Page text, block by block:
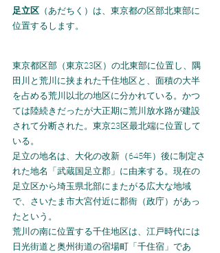
足立区 （あだちく）は、東京都の区部北東部に
位置するします。
東京都区部（東京23区）の北東部に位置し、隅
田川と荒川に挟まれた千住地区と、面積の大半
を占める荒川以北の地区に分かれている。かつ
ては陸続きだったが大正期に荒川放水路が建設
されて分断された。東京23区最北端に位置して
いる。
足立の地名は、大化の改新（645年）後に制定さ
れた地名「武蔵国足立郡」に由来する。現在の
足立区から埼玉県北部にまたがる広大な地域
で、さいたま市大宮付近に郡衙（政庁）があっ
たという。
荒川の南に位置する千住地区は、江戸時代には
日光街道と奥州街道の宿場町「千住宿」であ